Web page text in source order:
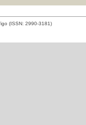
(ISSN: 2990-3181)